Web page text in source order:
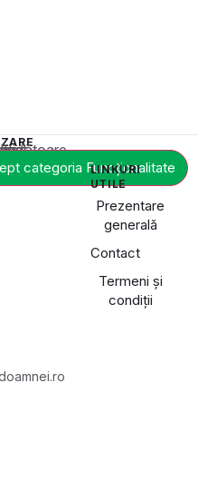
categoria Funcționalitate
LINKURI
UTILE
Prezentare
generală
Contact
Termeni și
condiții